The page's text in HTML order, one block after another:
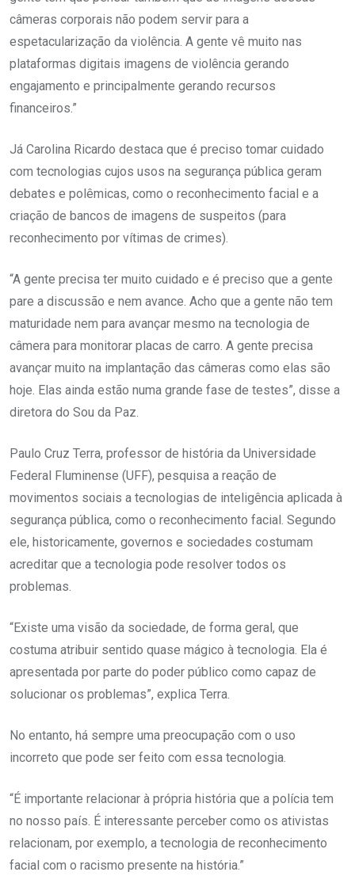
câmeras corporais não podem servir para a
espetacularização da violência. A gente vê muito nas
plataformas digitais imagens de violência gerando
engajamento e principalmente gerando recursos
financeiros.”
Já Carolina Ricardo destaca que é preciso tomar cuidado
com tecnologias cujos usos na segurança pública geram
debates e polêmicas, como o reconhecimento facial e a
criação de bancos de imagens de suspeitos (para
reconhecimento por vítimas de crimes).
“A gente precisa ter muito cuidado e é preciso que a gente
pare a discussão e nem avance. Acho que a gente não tem
maturidade nem para avançar mesmo na tecnologia de
câmera para monitorar placas de carro. A gente precisa
avançar muito na implantação das câmeras como elas são
hoje. Elas ainda estão numa grande fase de testes”, disse a
diretora do Sou da Paz.
Paulo Cruz Terra, professor de história da Universidade
Federal Fluminense (UFF), pesquisa a reação de
movimentos sociais a tecnologias de inteligência aplicada à
segurança pública, como o reconhecimento facial. Segundo
ele, historicamente, governos e sociedades costumam
acreditar que a tecnologia pode resolver todos os
problemas.
“Existe uma visão da sociedade, de forma geral, que
costuma atribuir sentido quase mágico à tecnologia. Ela é
apresentada por parte do poder público como capaz de
solucionar os problemas”, explica Terra.
No entanto, há sempre uma preocupação com o uso
incorreto que pode ser feito com essa tecnologia.
“É importante relacionar à própria história que a polícia tem
no nosso país. É interessante perceber como os ativistas
relacionam, por exemplo, a tecnologia de reconhecimento
facial com o racismo presente na história.”